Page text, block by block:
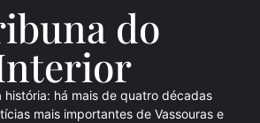
do
rior
história: há mais de quatro décadas
mais importantes de Vassouras e